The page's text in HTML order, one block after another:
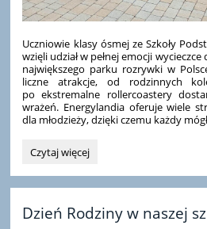
Uczniowie klasy ósmej ze Szkoły
wzięli udział w pełnej emocji
największego parku rozrywki w
liczne atrakcje, od rodzinnych
po ekstremalne rollercoastery
wrażeń. Energylandia oferuje wiele
dla młodzieży, dzięki czemu każdy
Wycieczka
VIII
Energylandii:
Czytaj więcej
Dzień Rodziny w naszej